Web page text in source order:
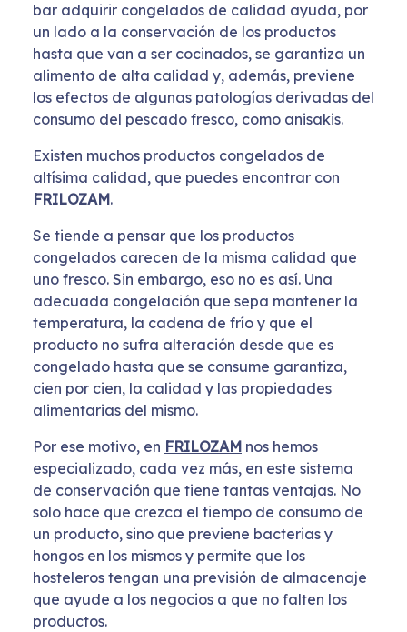
bar adquirir congelados de calidad ayuda, por
un lado a la conservación de los productos
hasta que van a ser cocinados, se garantiza un
alimento de alta calidad y, además, previene
los efectos de algunas patologías derivadas del
consumo del pescado fresco, como anisakis.
Existen muchos productos congelados de
altísima calidad, que puedes encontrar con
FRILOZAM.
Se tiende a pensar que los productos
congelados carecen de la misma calidad que
uno fresco. Sin embargo, eso no es así. Una
adecuada congelación que sepa mantener la
temperatura, la cadena de frío y que el
producto no sufra alteración desde que es
congelado hasta que se consume garantiza,
cien por cien, la calidad y las propiedades
alimentarias del mismo.
Por ese motivo, en FRILOZAM nos hemos
especializado, cada vez más, en este sistema
de conservación que tiene tantas ventajas. No
solo hace que crezca el tiempo de consumo de
un producto, sino que previene bacterias y
hongos en los mismos y permite que los
hosteleros tengan una previsión de almacenaje
que ayude a los negocios a que no falten los
productos.